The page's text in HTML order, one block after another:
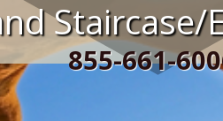
Staircase/
855-661-